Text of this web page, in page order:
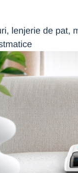
lenjerie de pat,